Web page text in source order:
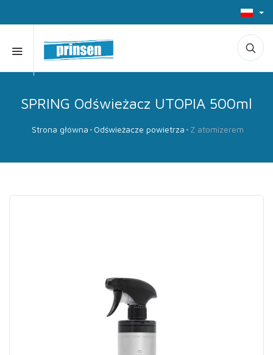
SPRING Odświeżacz UTOPIA 500ml
Strona główna Odświeżacze powietrza Z atomizerem